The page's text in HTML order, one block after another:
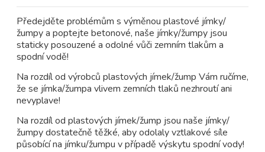
Předejděte problémům s výměnou plastové jímky/
žumpy a poptejte betonové, naše jímky/žumpy jsou
staticky posouzené a odolné vůči zemním tlakům a
spodní vodě!
Na rozdíl od výrobců plastových jímek/žump Vám ručíme,
že se jímka/žumpa vlivem zemních tlaků nezhroutí ani
nevyplave!
Na rozdíl od plastových jímek/žump jsou naše jímky/
žumpy dostatečně těžké, aby odolaly vztlakové síle
působící na jímku/žumpu v případě výskytu spodní vody!